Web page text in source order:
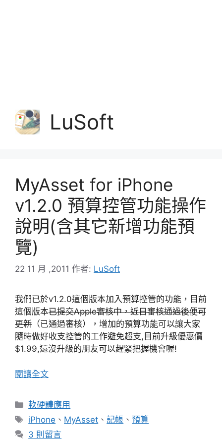
LuSoft
MyAsset for iPhone
v1.2.0 預算控管功能操作
說明(含其它新增功能預
覽)
22 11 月 ,2011 作者: LuSoft
我們已於v1.2.0這個版本加入預算控管的功能，目前
這個版本已提交Apple審核中，近日審核通過後便可
更新 （已通過審核），增加的預算功能可以讓大家
隨時做好收支控管的工作避免超支,目前升級優惠價
$1.99,還沒升級的朋友可以趕緊把握機會喔!
閱讀全文
分
類
軟硬體應用
標
籤
iPhone 、 MyAsset 、記帳 、預算
3 則留言